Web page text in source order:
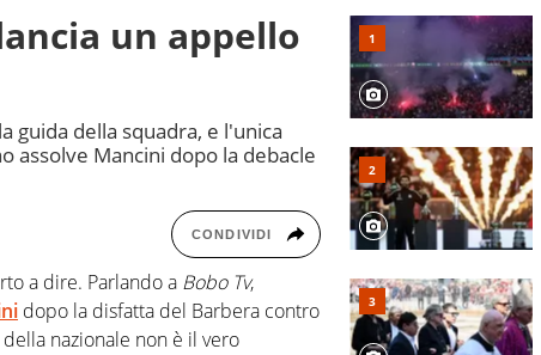
un appello
guida della squadra, e l'unica
assolve Mancini dopo la debacle
CONDIVIDI
a dire. Parlando a Bobo Tv,
dopo la disfatta del Barbera contro
nazionale non è il vero